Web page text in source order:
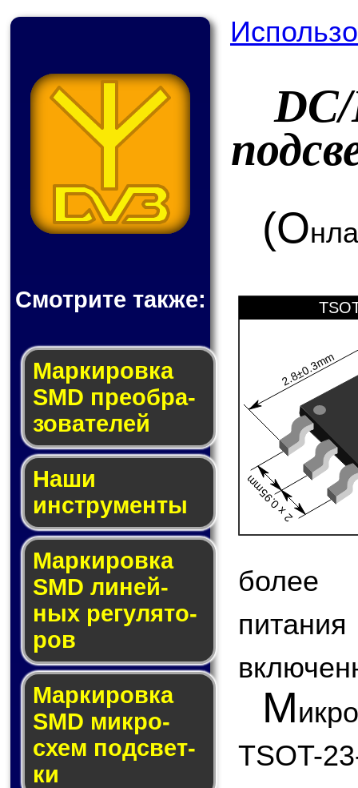
Смотрите также:
Мар­ки­ров­ка
SMD пре­об­ра­
зо­ва­те­лей
Наши
инструменты
Маркировка
SMD ли­ней­
ных ре­гу­ля­то­
ров
Маркировка
SMD мик­ро­
схем под­свет­
ки
(О
2.8±0.3mm
2 x 0.95mm
более
М
TSOT-